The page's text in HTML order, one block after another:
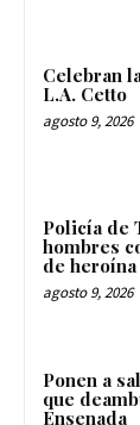
Celebran
L.A. Cetto
agosto 9, 2026
Policía de
hombres
de heroína
agosto 9, 2026
Ponen a
que
Ensenada